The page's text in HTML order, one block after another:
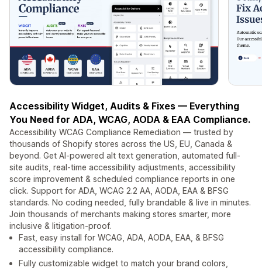
Accessibility Widget, Audits & Fixes — Everything
You Need for ADA, WCAG, AODA & EAA Compliance.
Accessibility WCAG Compliance Remediation — trusted by
thousands of Shopify stores across the US, EU, Canada &
beyond. Get AI-powered alt text generation, automated full-
site audits, real-time accessibility adjustments, accessibility
score improvement & scheduled compliance reports in one
click. Support for ADA, WCAG 2.2 AA, AODA, EAA & BFSG
standards. No coding needed, fully brandable & live in minutes.
Join thousands of merchants making stores smarter, more
inclusive & litigation-proof.
Fast, easy install for WCAG, ADA, AODA, EAA, & BFSG
accessibility compliance.
Fully customizable widget to match your brand colors,